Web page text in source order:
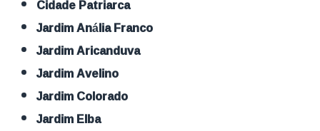
Cidade Patriarca
Jardim Anália Franco
Jardim Aricanduva
Jardim Avelino
Jardim Colorado
Jardim Elba